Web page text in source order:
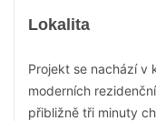
Lokalita
Projekt se nachází v
moderních
přibližně tři minuty